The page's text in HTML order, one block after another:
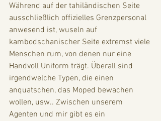
Während auf der tahiländischen Seite
ausschließlich offizielles Grenzpersonal
anwesend ist, wuseln auf
kambodschanischer Seite extremst viele
Menschen rum, von denen nur eine
Handvoll Uniform trägt. Überall sind
irgendwelche Typen, die einen
anquatschen, das Moped bewachen
wollen, usw.. Zwischen unserem
Agenten und mir gibt es ein